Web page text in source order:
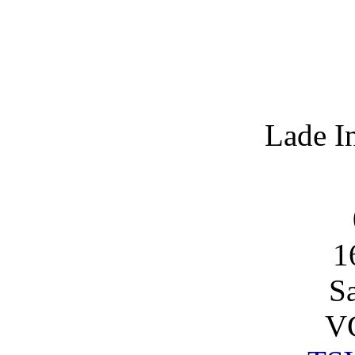
Lade